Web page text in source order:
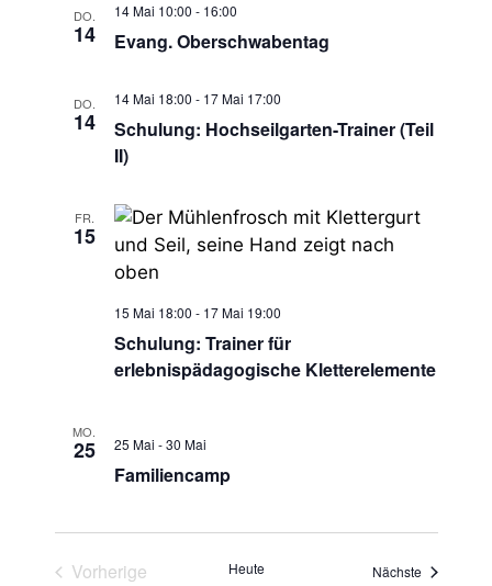
i
n
DO.
14 Evang. Oberschwabentag
14 Mai 10:00 - 16:00
DO.
14
Schulung: Hochseilgarten-Trainer (Teil
II)
14 Mai 18:00 - 17 Mai 17:00
FR.
15
Schulung: Trainer für
erlebnispädagogische Kletterelemente
15 Mai 18:00 - 17 Mai 19:00
MO.
25
Familiencamp
25 Mai -30 Mai
Vorherige
Heute Nächste